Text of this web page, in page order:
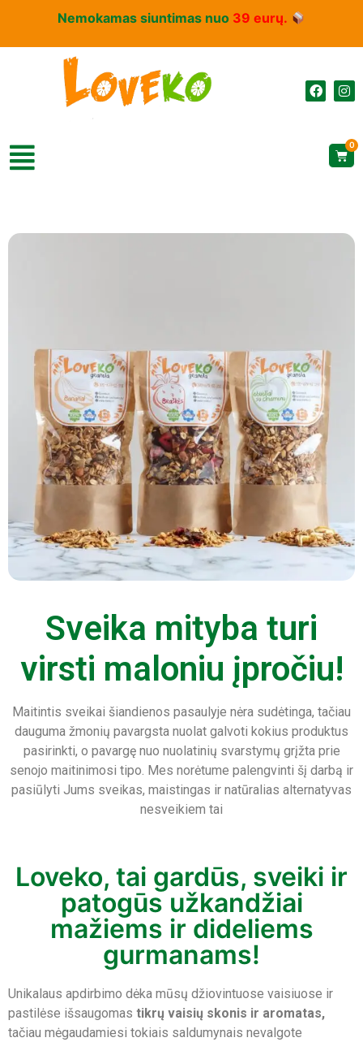
Nemokamas siuntimas nuo 39 eurų.
0
Sveika mityba turi
virsti maloniu įpročiu!
Maitintis sveikai šiandienos pasaulyje nėra sudėtinga, tačiau
dauguma žmonių pavargsta nuolat galvoti kokius produktus
pasirinkti, o pavargę nuo nuolatinių svarstymų grįžta prie
senojo maitinimosi tipo. Mes norėtume palengvinti šį darbą ir
pasiūlyti Jums sveikas, maistingas ir natūralias alternatyvas
nesveikiem tai
Loveko, tai gardūs, sveiki ir
patogūs užkandžiai
mažiems ir dideliems
gurmanams!
Unikalaus apdirbimo dėka mūsų džiovintuose vaisiuose ir
pastilėse išsaugomas tikrų vaisių skonis ir aromatas,
tačiau mėgaudamiesi tokiais saldumynais nevalgote